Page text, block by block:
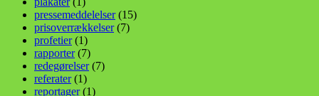
pressemeddelelser(15)
prisoverrækkelser(7)
profetier(1)
rapporter(7)
redegørelser(7)
referater(1)
reportager(1)